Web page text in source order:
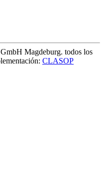
Magdeburg. todos los
: CLASOP